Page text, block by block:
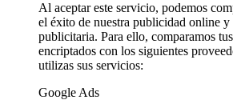
Al aceptar este servicio, podemos
el éxito de nuestra publicidad online
publicitaria. Para ello, comparamos
encriptados con los siguientes
utilizas sus servicios:
Google Ads